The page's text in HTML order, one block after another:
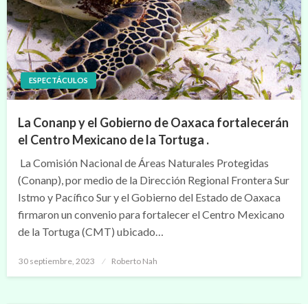
ESPECTÁCULOS
La Conanp y el Gobierno de Oaxaca fortalecerán
el Centro Mexicano de la Tortuga .
La Comisión Nacional de Áreas Naturales Protegidas
(Conanp), por medio de la Dirección Regional Frontera Sur
Istmo y Pacífico Sur y el Gobierno del Estado de Oaxaca
firmaron un convenio para fortalecer el Centro Mexicano
de la Tortuga (CMT) ubicado…
Publicado
30 septiembre, 2023 Roberto Nah